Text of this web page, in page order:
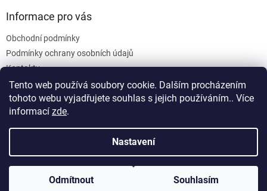
Tento web používá soubory cookie. Dalším procházením
tohoto webu vyjadřujete souhlas s jejich používáním.. Více
informací zde.
Nastavení
Odmítnout Souhlasím
Informace pro vás
Obchodní podmínky
Podmínky ochrany osobních údajů
Kontakty
Vytvořil Shoptet
Copyright 2026ELEKTRO-M.Sláma . Všechna práva vyhrazena.